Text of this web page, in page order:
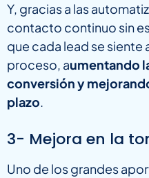
Y, gracias a las
contacto continuo sin
que cada lead se
proceso, aumentando
conversión y
plazo.
3- Mejora en la
Uno de los grandes